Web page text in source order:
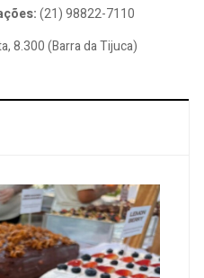
(21) 98822-7110
8.300 (Barra da Tijuca)